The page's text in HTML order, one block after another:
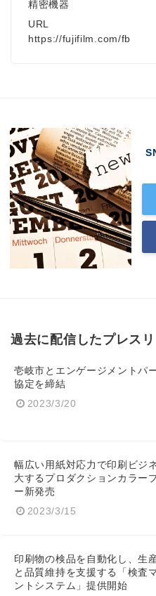
精密機器
URL
https://fujifilm.com/fb
過去に配信したプレス
壱岐市とエンゲージメントパ
協定を締結
2023/3/20
幅広い用紙対応力で印刷ビジ
大するプロダクションカラー
ー新発売
2023/3/15
印刷物の検品を自動化し、生
と品質維持を支援する「検査
ントシステム」提供開始